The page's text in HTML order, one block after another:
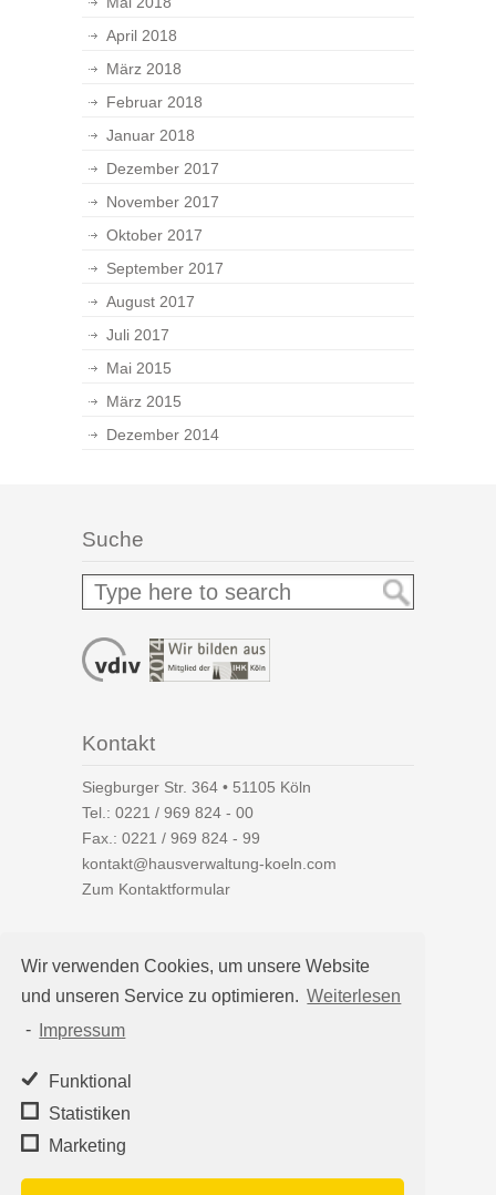
Wir verwenden Cookies, um unsere Website
und unseren Service zu optimieren. Weiterlesen
-
Impressum
Funktional
Statistiken
Marketing
April 2018
März 2018
Februar 2018
Januar 2018
Dezember 2017
November 2017
Oktober 2017
September 2017
August 2017
Juli 2017
Mai 2015
März 2015
Dezember 2014
Suche
Kontakt
Siegburger Str. 364 • 51105 Köln
Tel.: 0221 / 969 824 - 00
Fax.: 0221 / 969 824 - 99
kontakt@hausverwaltung-koeln.com
Zum Kontaktformular
Auf einen Blick
Hausverwaltung Köln
Immobilienverwaltung Köln
WEG-Verwaltung
Mietverwaltung
Team